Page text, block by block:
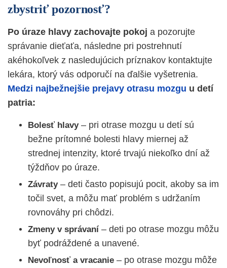
zbystriť pozornosť?
Po úraze hlavy zachovajte pokoj a pozorujte
správanie dieťaťa, následne pri postrehnutí
akéhokoľvek z nasledujúcich príznakov kontaktujte
lekára, ktorý vás odporučí na ďalšie vyšetrenia.
Medzi najbežnejšie prejavy otrasu mozgu u detí
patria:
Bolesť hlavy – pri otrase mozgu u detí sú
bežne prítomné bolesti hlavy miernej až
strednej intenzity, ktoré trvajú niekoľko dní až
týždňov po úraze.
Závraty– deti často popisujú pocit, akoby sa im
točil svet, a môžu mať problém s udržaním
rovnováhy pri chôdzi.
Zmeny v správaní – deti po otrase mozgu môžu
byť podráždené a unavené.
Nevoľnosť a vracanie – po otrase mozgu môže